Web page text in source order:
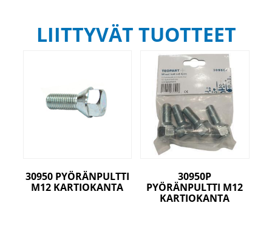
LIITTYVÄT TUOTTEET
30950 PYÖRÄNPULTTI
M12 KARTIOKANTA
30950P
PYÖRÄNPULTTI M12
KARTIOKANTA